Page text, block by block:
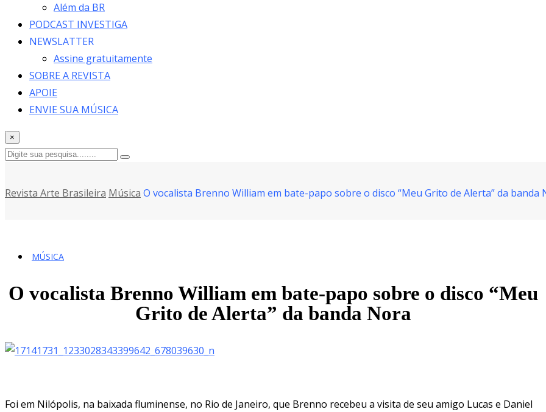
Além da BR
PODCAST INVESTIGA
NEWSLATTER
Assine gratuitamente
SOBRE A REVISTA
APOIE
ENVIE SUA MÚSICA
×
Revista Arte Brasileira Música O vocalista Brenno William em bate-papo sobre o disco “Meu Grito de Alerta” da banda
MÚSICA
O vocalista Brenno William em bate-papo sobre o disco “Meu
Grito de Alerta” da banda Nora
Foi em Nilópolis, na baixada fluminense, no Rio de Janeiro, que Brenno recebeu a visita de seu amigo Lucas e Daniel